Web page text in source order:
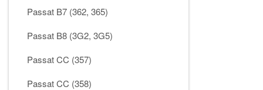
Passat B7 (362, 365)
Passat B8 (3G2, 3G5)
Passat CC (357)
Passat CC (358)